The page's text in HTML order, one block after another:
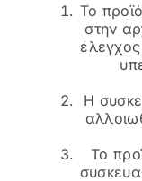
Το
στην
Η
Το